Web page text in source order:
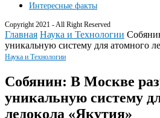
Интересные факты
Copyright 2021 - All Right Reserved
Главная Наука и Технологии
уникальную систему для атомного
Наука и Технологии
Собянин: В Москве
уникальную систему
ледокола «Якутия»